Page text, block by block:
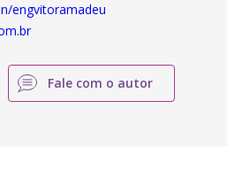
engvitoramadeu
Fale com o autor